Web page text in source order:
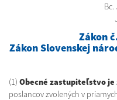
Zákon
Zákon Slovenskej
(1) Obecné zastupiteľstvo
poslancov zvolených v